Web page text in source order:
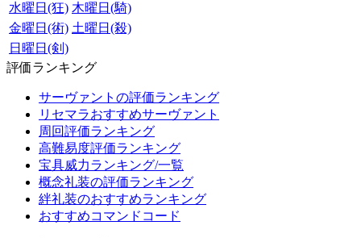
水曜日(狂) 木曜日(騎)
金曜日(術) 土曜日(殺)
日曜日(剣)
評価ランキング
サーヴァントの評価ランキング
リセマラおすすめサーヴァント
周回評価ランキング
高難易度評価ランキング
宝具威力ランキング/一覧
概念礼装の評価ランキング
絆礼装のおすすめランキング
おすすめコマンドコード